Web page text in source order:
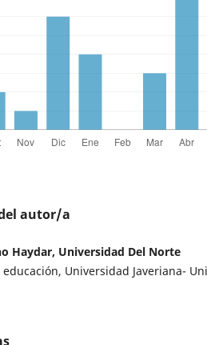
autor/a
Haydar, Universidad Del Norte
Universidad Javeriana-